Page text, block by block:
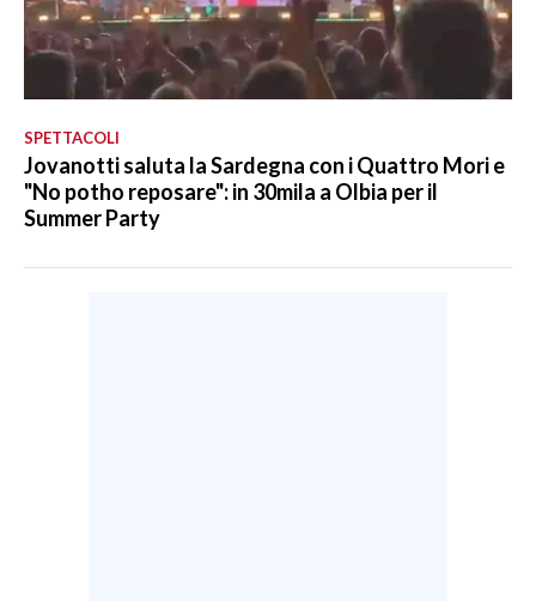
SPETTACOLI
Jovanotti saluta la Sardegna con i Quattro Mori e
"No potho reposare": in 30mila a Olbia per il
Summer Party